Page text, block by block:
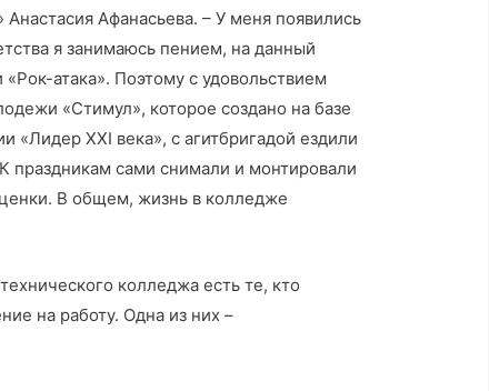
Афанасьева. – У меня появились
я занимаюсь пением, на данный
атака». Поэтому с удовольствием
«Стимул», которое создано на базе
«Лидер ХХI века», с агитбригадой ездили
праздникам сами снимали и монтировали
В общем, жизнь в колледже
колледжа есть те, кто
на работу. Одна из них –